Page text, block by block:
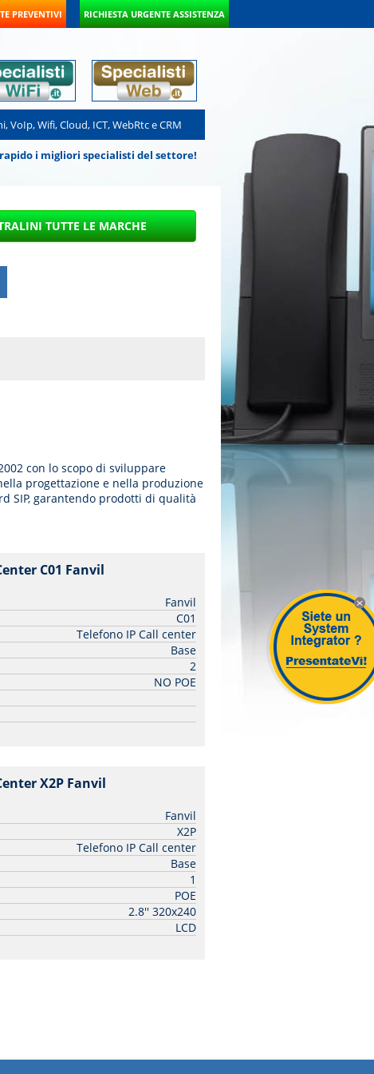
X
PREVENTIVI RICHIESTA URGENTE ASSISTENZA
Wifi, Cloud, ICT, WebRtc e CRM
i migliori specialisti del settore!
con lo scopo di sviluppare
progettazione e nella produzione
SIP, garantendo prodotti di qualità
C01 Fanvil
Fanvil
C01
Telefono IP Call center
Base
2
NO POE
X2P Fanvil
Fanvil
X2P
Telefono IP Call center
Base
1
POE
2.8'' 320x240
LCD